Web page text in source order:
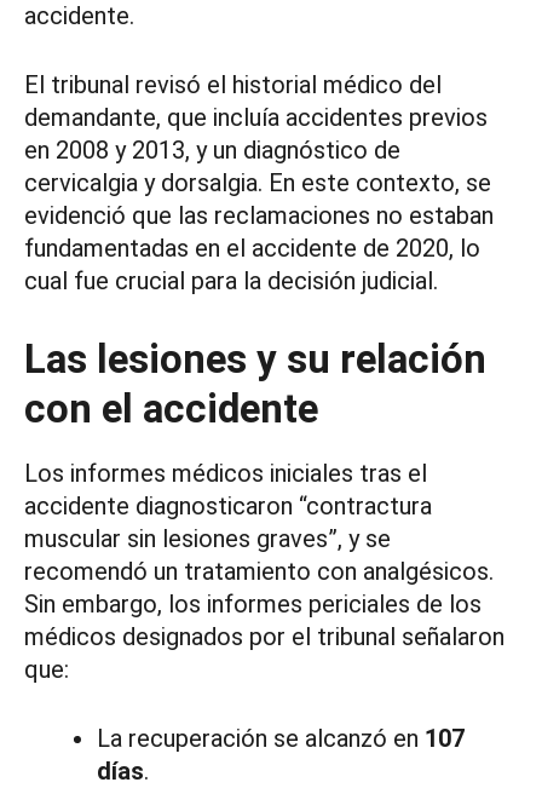
accidente.
El tribunal revisó el historial médico del
demandante, que incluía accidentes previos
en 2008 y 2013, y un diagnóstico de
cervicalgia y dorsalgia. En este contexto, se
evidenció que las reclamaciones no estaban
fundamentadas en el accidente de 2020, lo
cual fue crucial para la decisión judicial.
Las lesiones y su relación
con el accidente
Los informes médicos iniciales tras el
accidente diagnosticaron “contractura
muscular sin lesiones graves”, y se
recomendó un tratamiento con analgésicos.
Sin embargo, los informes periciales de los
médicos designados por el tribunal señalaron
que:
La recuperación se alcanzó en 107
días.